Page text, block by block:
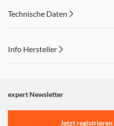
Technische Daten
Info Hersteller
"Marketing".
Einstellungen anpassen
expert Newsletter
Jetzt registrieren